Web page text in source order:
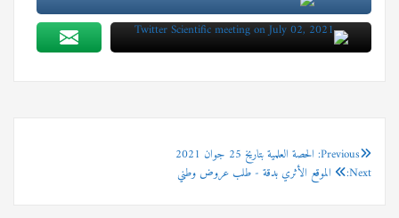
تصفّح
Previous: الحصة العلمية بتاريخ 25 جوان 2021
Next: الموقع الأثري بدقة - طلب عروض وطني